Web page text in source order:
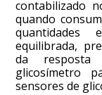
contabilizado
quando
equilibrada,
da resposta
glicosímetro
sensores de